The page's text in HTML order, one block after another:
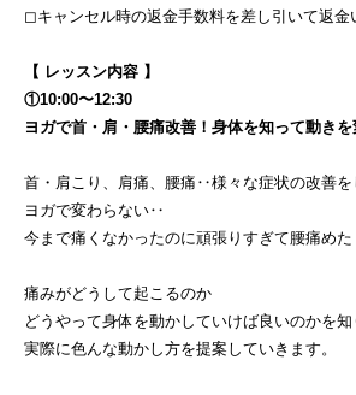
◻︎キャンセル時の返金手数料を差し引いて返金
【 レッスン内容 】
①10:00〜12:30
ヨガで首・肩・腰痛改善！身体を知って動きを
首・肩こり、肩痛、腰痛‥様々な症状の改善
ヨガで変わらない‥
今まで痛くなかったのに頑張りすぎて腰痛め
痛みがどうして起こるのか
どうやって身体を動かしていけば良いのかを知
実際に色んな動かし方を提案していきます。